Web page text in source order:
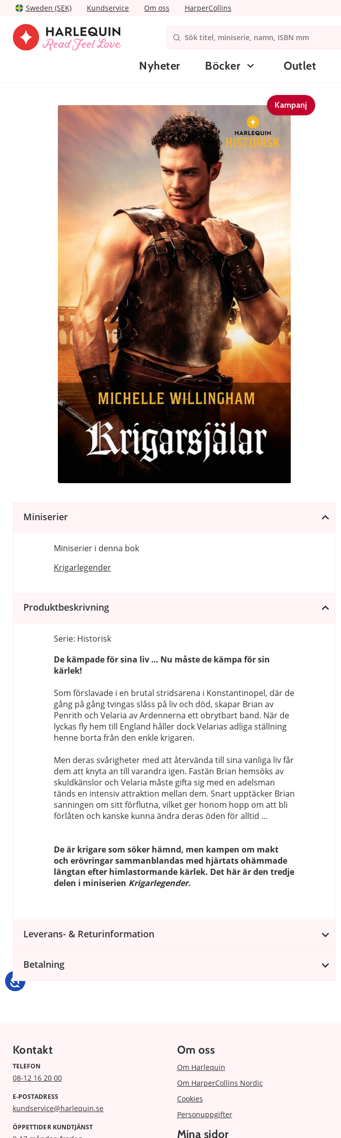
Sweden (SEK) Kundservice Om oss HarperCollins
Nyheter Böcker Outlet
Kampanj
Miniserier
Miniserier i denna bok
Krigarlegender
Produktbeskrivning
Serie: Historisk
De kämpade för sina liv … Nu måste de kämpa för sin
kärlek!
Som förslavade i en brutal stridsarena i Konstantinopel, där de
gång på gång tvingas slåss på liv och död, skapar Brian av
Penrith och Velaria av Ardennerna ett obrytbart band. När de
lyckas fly hem till England håller dock Velarias adliga ställning
henne borta från den enkle krigaren.
Men deras svårigheter med att återvända till sina vanliga liv får
dem att knyta an till varandra igen. Fastän Brian hemsöks av
skuldkänslor och Velaria måste gifta sig med en adelsman
tänds en intensiv attraktion mellan dem. Snart upptäcker Brian
sanningen om sitt förflutna, vilket ger honom hopp om att bli
förlåten och kanske kunna ändra deras öden för alltid …
De är krigare som söker hämnd, men kampen om makt
och erövringar sammanblandas med hjärtats ohämmade
längtan efter himlastormande kärlek. Det här är den tredje
delen i miniserien Krigarlegender.
Leverans- & Returinformation
Betalning
Kontakt
TELEFON
08-12 16 20 00
E-POSTADRESS
kundservice@harlequin.se
ÖPPETTIDER KUNDTJÄNST
Om oss
Om Harlequin
Om HarperCollins Nordic
Cookies
Personuppgifter
Mina sidor